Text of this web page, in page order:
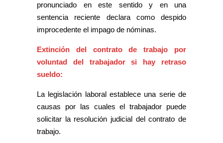
pronunciado en este sentido y en una
sentencia reciente declara como despido
improcedente el impago de nóminas.
Extinción del contrato de trabajo por
voluntad del trabajador si hay retraso
sueldo:
La legislación laboral establece una serie de
causas por las cuales el trabajador puede
solicitar la resolución judicial del contrato de
trabajo.